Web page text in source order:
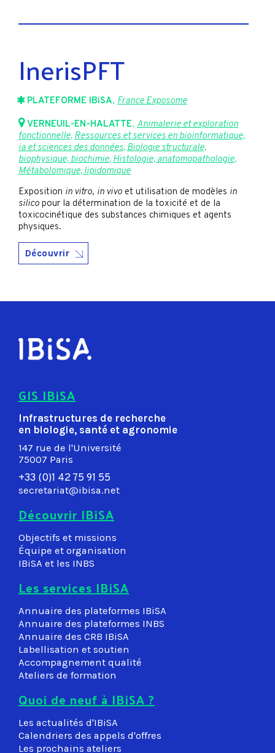
InerisPFT
PLATEFORME IBiSA, France Exposome
VERNEUIL-EN-HALATTE, Animalerie et exploration
fonctionnelle, Ressources et services en bioinformatique,
ia et sciences des données, Biologie structurale,
biophysique, biochimie, Histologie, anatomopathologie,
Métabolomique, lipidomique
Exposition in vitro, in vivo et utilisation de modèles in
silico pour la détermination de la toxicité et de la
toxicocinétique des substances chimiques et agents
physiques.
Découvrir
GIS IBiSA
Infrastructures de recherche
en biologie, santé et agronomie
147 rue de l'Université
75007 Paris
+33 (0)1 42 75 91 55
secretariat@ibisa.net
Découvrir IBiSA
Objectifs et missions
Équipe et organisation
IBiSA et les INBS
Les services IBiSA
Annuaire des plateformes IBiSA
Annuaire des plateformes INBS
Annuaire des CRB IBiSA
Labellisation et soutien
Accompagnement qualité
Ateliers de formation
Quoi de neuf à IBiSA ?
Les actualités d'IBiSA
Calendriers des appels d'offres
Les prochains ateliers